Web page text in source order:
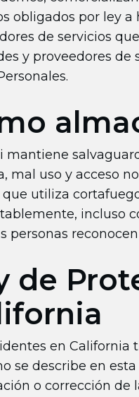
obligados por ley
de servicios
y proveedores de
mantiene
mal uso y acceso
utiliza
incluso
personas
de
en
se describe en
o corrección de